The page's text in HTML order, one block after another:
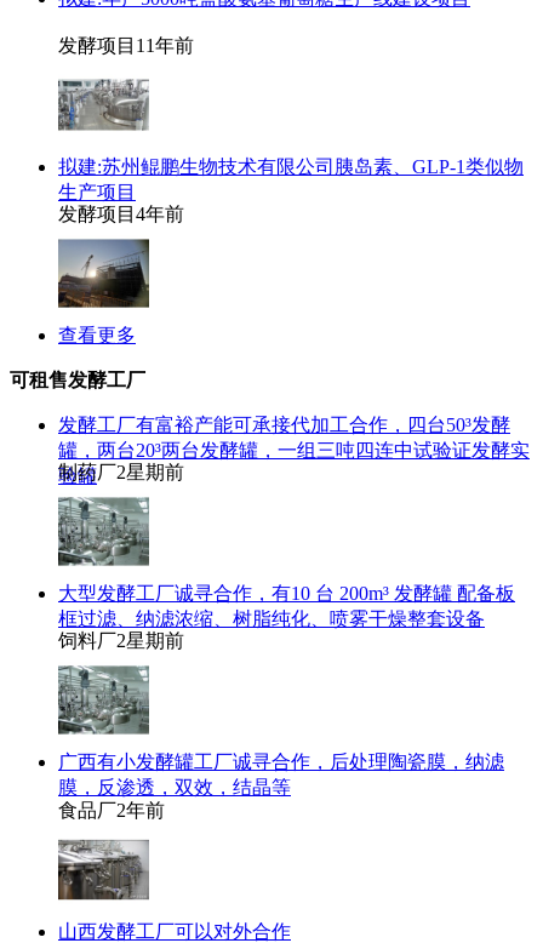
发酵项目 11年前
拟建:苏州鲲鹏生物技术有限公司胰岛素、GLP-1类似物
生产项目
发酵项目 4年前
查看更多
可租售发酵工厂
发酵工厂有富裕产能可承接代加工合作，四台50³发酵
罐，两台20³两台发酵罐，一组三吨四连中试验证发酵实
验罐
制药厂2星期前
大型发酵工厂诚寻合作，有10 台 200m³ 发酵罐 配备板
框过滤、纳滤浓缩、树脂纯化、喷雾干燥整套设备
饲料厂2星期前
广西有小发酵罐工厂诚寻合作，后处理陶瓷膜，纳滤
膜，反渗透，双效，结晶等
食品厂2年前
山西发酵工厂可以对外合作